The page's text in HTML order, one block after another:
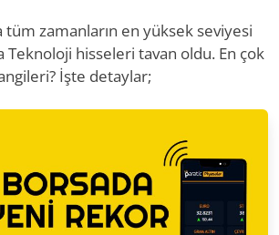
tüm zamanların en yüksek seviyesi
hisseleri tavan oldu. En çok
İşte detaylar;